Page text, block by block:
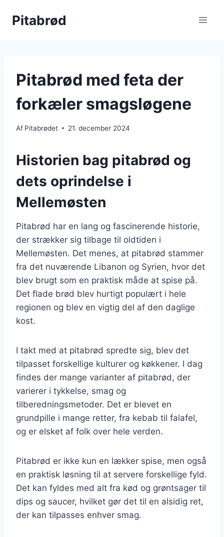
Pitabrød
Pitabrød med feta der
forkæler smagsløgene
Af Pitabrødet 21. december 2024
Historien bag pitabrød og
dets oprindelse i
Mellemøsten
Pitabrød har en lang og fascinerende historie,
der strækker sig tilbage til oldtiden i
Mellemøsten. Det menes, at pitabrød stammer
fra det nuværende Libanon og Syrien, hvor det
blev brugt som en praktisk måde at spise på.
Det flade brød blev hurtigt populært i hele
regionen og blev en vigtig del af den daglige
kost.
I takt med at pitabrød spredte sig, blev det
tilpasset forskellige kulturer og køkkener. I dag
findes der mange varianter af pitabrød, der
varierer i tykkelse, smag og
tilberedningsmetoder. Det er blevet en
grundpille i mange retter, fra kebab til falafel,
og er elsket af folk over hele verden.
Pitabrød er ikke kun en lækker spise, men også
en praktisk løsning til at servere forskellige fyld.
Det kan fyldes med alt fra kød og grøntsager til
dips og saucer, hvilket gør det til en alsidig ret,
der kan tilpasses enhver smag.